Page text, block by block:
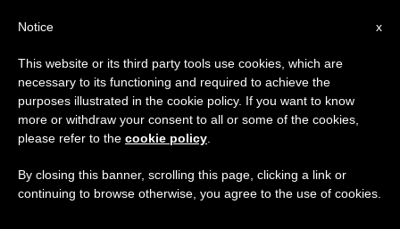
TAG
Posts Tagged
‘Udienza Ai Docenti E
Studenti Della Libera
x
Notice
This website or its third party tools use cookies, which are
necessary to its functioning and required to achieve the
purposes illustrated in the cookie policy. If you want to know
more or withdraw your consent to all or some of the cookies,
please refer to the cookie policy
By closing this banner, scrolling this page, clicking a link or
continuing to browse otherwise, you agree to the use of cookies.